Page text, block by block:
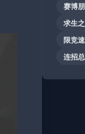
赛博
求生
限竞
连招